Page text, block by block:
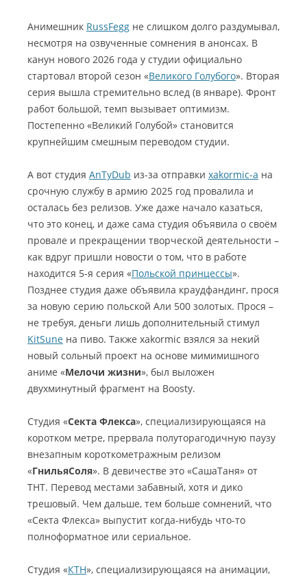
Анимешник RussFegg не слишком долго раздумывал,
несмотря на озвученные сомнения в анонсах. В
канун нового 2026 года у студии официально
стартовал второй сезон «Великого Голубого». Вторая
серия вышла стремительно вслед (в январе). Фронт
работ большой, темп вызывает оптимизм.
Постепенно «Великий Голубой» становится
крупнейшим смешным переводом студии.
А вот студия AnTyDub из-за отправки xakormic-а на
срочную службу в армию 2025 год провалила и
осталась без релизов. Уже даже начало казаться,
что это конец, и даже сама студия объявила о своём
провале и прекращении творческой деятельности –
как вдруг пришли новости о том, что в работе
находится 5-я серия «Польской принцессы».
Позднее студия даже объявила краудфандинг, прося
за новую серию польской Али 500 золотых. Прося –
не требуя, деньги лишь дополнительный стимул
KitSune на пиво. Также xakormic взялся за некий
новый сольный проект на основе мимимишного
аниме «Мелочи жизни», был выложен
двухминутный фрагмент на Boosty.
Студия «Секта Флекса», специализирующаяся на
коротком метре, прервала полуторагодичную паузу
внезапным короткометражным релизом
«ГнильяСоля». В девичестве это «СашаТаня» от
ТНТ. Перевод местами забавный, хотя и дико
трешовый. Чем дальше, тем больше сомнений, что
«Секта Флекса» выпустит когда-нибудь что-то
полноформатное или сериальное.
Студия «КТН», специализирующаяся на анимации,